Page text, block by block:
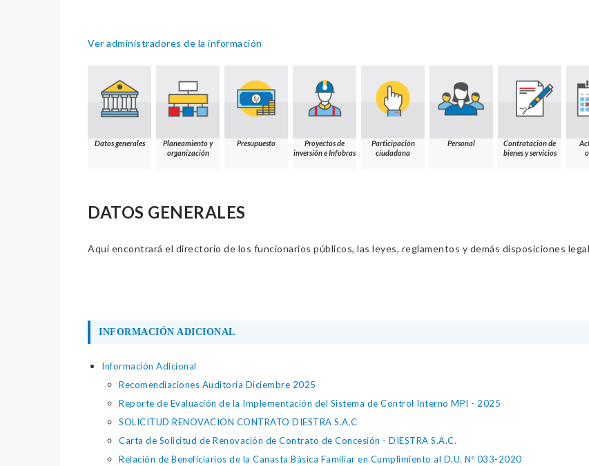
Ver administradores de la información
Datos generales
Planeamiento y
organización
Presupuesto
Proyectos de
inversión e Infobras
Participación
ciudadana
Personal
Contratación de
bienes y servicios
DATOS GENERALES
Aquí encontrará el directorio de los funcionarios públicos, las leyes, reglamentos y demás disposiciones
INFORMACIÓN ADICIONAL
Información Adicional
Recomendiaciones Auditoria Diciembre 2025
Reporte de Evaluación de la Implementación del Sistema de Control Interno MPI - 2025
SOLICITUD RENOVACION CONTRATO DIESTRA S.A.C
Carta de Solicitud de Renovación de Contrato de Concesión - DIESTRA S.A.C.
Relación de Beneficiarios de la Canasta Básica Familiar en Cumplimiento al D.U. Nº 033-2020